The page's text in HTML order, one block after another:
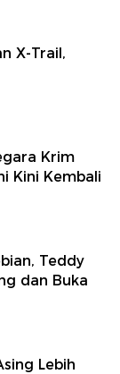
X-Trail,
Krim
Kini Kembali
Teddy
dan Buka
Lebih